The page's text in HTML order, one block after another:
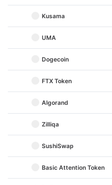
Kusama
UMA
Dogecoin
FTX Token
Algorand
Zilliqa
SushiSwap
Basic Attention Token